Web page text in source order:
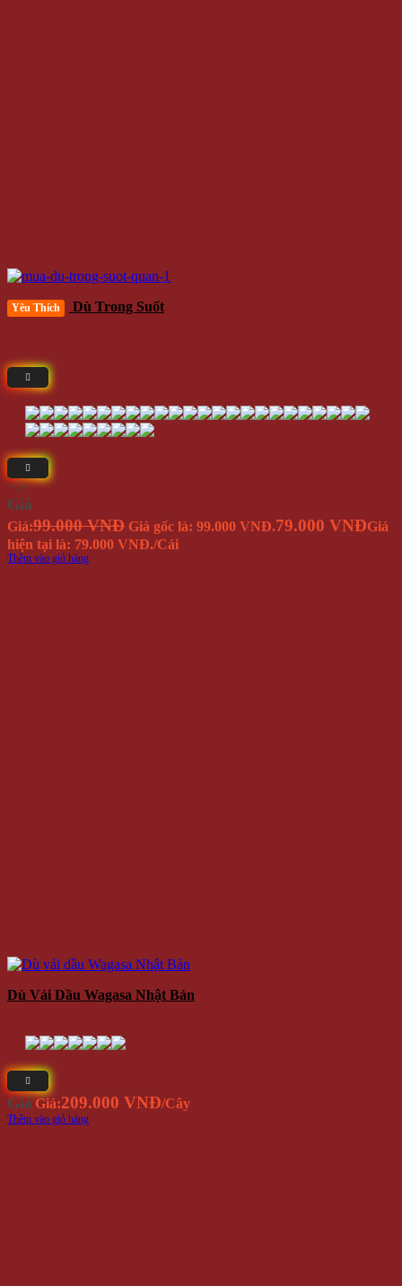
Yêu Thích Dù Trong Suốt
⭐(5)
Giá
Giá:99.000 VNĐ Giá gốc là: 99.000 VNĐ.79.000 VNĐGiá
hiện tại là: 79.000 VNĐ./Cái
Thêm vào giỏ hàng
Dù Vải Dầu Wagasa Nhật Bản
Giá Giá:209.000 VNĐ/Cây
Thêm vào giỏ hàng